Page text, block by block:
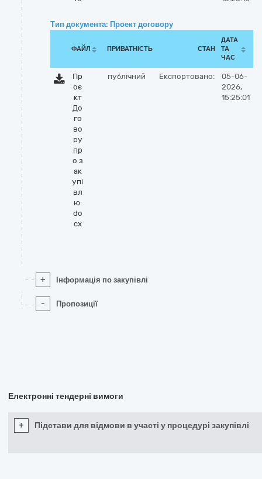
Тип документа: Проект договору
ФАЙЛ ПРИВАТНІСТЬ СТАН
ДАТА
ТА
ЧАС
Пр
оє
кт
До
го
во
ру
пр
о з
ак
упі
вл
ю.
do
cx
публічний Експортовано:
05-06-
2026,
15:25:01
+ Інформація по закупівлі
- Пропозиції
Електронні тендерні вимоги
+ Підстави для відмови в участі у процедурі закупівлі